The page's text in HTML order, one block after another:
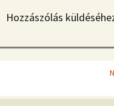
Hozzászólás